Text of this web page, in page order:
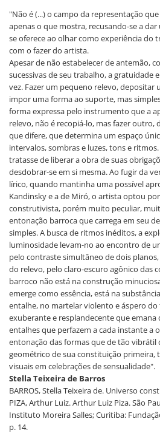
"Não é (...) o campo da representação
apenas o que mostra, recusando-se a
se oferece ao olhar como experiência do
com o fazer do artista.
Apesar de não estabelecer de antemão,
sucessivas de seu trabalho, a gratuidade
vez. Fazer um pequeno relevo, depositar
impor uma forma ao suporte, mas
forma expressa pelo instrumento que a
relevo, não é recopiá-lo, mas fazer
que difere, que determina um espaço
intervalos, sombras e luzes, tons e
tratasse de liberar a obra de suas
desdobrar-se em si mesma. Ao fugir da
lírico, quando mantinha uma possível
Kandinsky e a de Miró, o artista optou
construtivista, porém muito peculiar,
entonação barroca que carrega em seu
simples. A busca de ritmos inéditos, a
luminosidade levam-no ao encontro de
pelo contraste simultâneo de dois
do relevo, pelo claro-escuro agônico das
barroco não está na construção
emerge como essência, está na
entalhe, no martelar violento e áspero
exuberante e resplandecente que emana
entalhes que perfazem a cada instante a
entonação das formas que de tão
geométrico de sua constituição primeira,
visuais em celebrações de sensualidade".
Stella Teixeira de Barros
BARROS, Stella Teixeira de. Universo
PIZA, Arthur Luiz. Arthur Luiz Piza. São
Instituto Moreira Salles; Curitiba:
p. 14.